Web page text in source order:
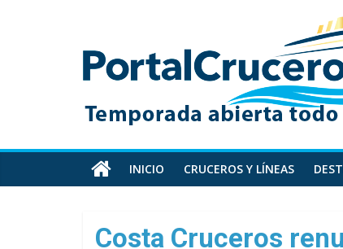
Toda
información
cruceros
en
un
sitio
INICIO CRUCEROS Y LÍNEAS
Costa Cruceros